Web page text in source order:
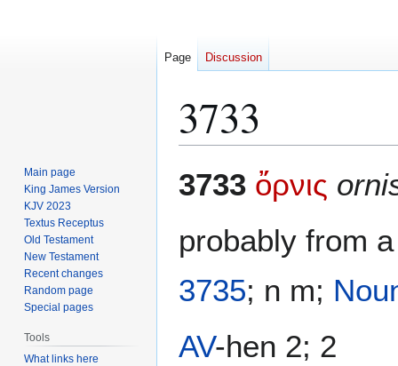
3733
to
to
3733 ὄρνις
probably from
3735; n m;
AV-hen 2; 2
Page Discussion
Main page
King James Version
KJV 2023
Textus Receptus
Old Testament
New Testament
Recent changes
Random page
Special pages
Tools
What links here